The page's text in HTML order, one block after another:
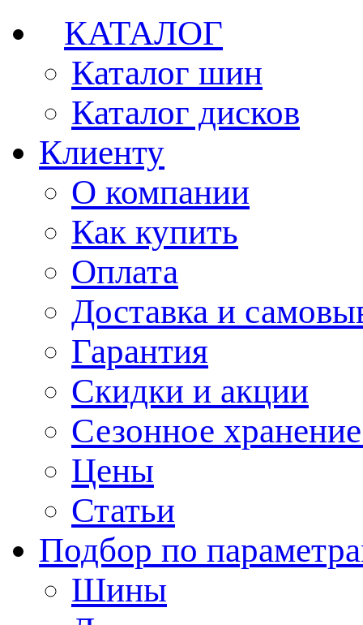
КАТАЛОГ
Каталог шин
Каталог дисков
Клиенту
О компании
Как купить
Оплата
Доставка и
Гарантия
Скидки и акции
Сезонное
Цены
Статьи
Подбор по
Шины